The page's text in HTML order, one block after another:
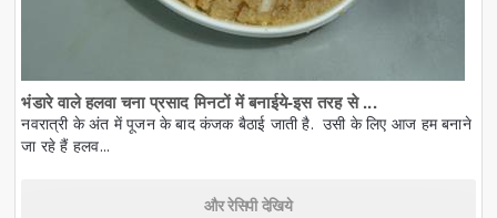
भंडारे वाले हलवा चना प्रसाद मिनटों में बनाईये-इस तरह से ...
नवरात्री के अंत में पूजन के बाद कंजक बैठाई जाती है. उसी के लिए आज हम बनाने
जा रहे हैं हलव...
और रेसिपी देखिये